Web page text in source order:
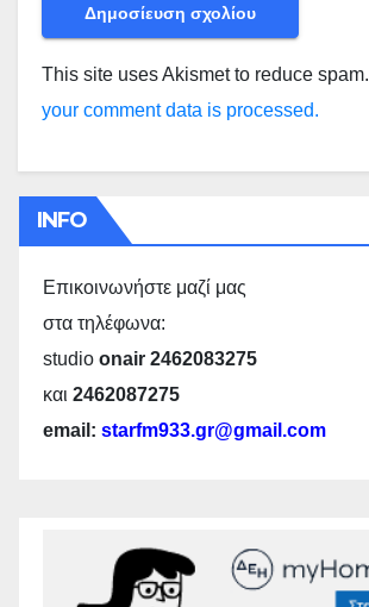
This site uses Akismet to reduce spam.
your comment data is processed.
INFO
Επικοινωνήστε μαζί μας
στα τηλέφωνα:
studio onair 2462083275
και 2462087275
email: starfm933.gr@gmail.com